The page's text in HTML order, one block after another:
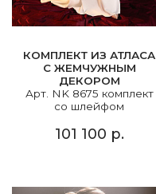
КОМПЛЕКТ ИЗ АТЛАСА
С ЖЕМЧУЖНЫМ
ДЕКОРОМ
Арт. NK 8675 комплект
со шлейфом
101 100 р.